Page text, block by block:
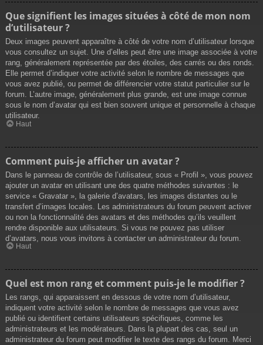
Que signifient les images situées à côté de mon nom
d’utilisateur ?
Deux images peuvent apparaître à côté de votre nom d’utilisateur lorsque
vous consultez un sujet. Une d’elles peut être une image associée à votre
rang, généralement représentée par des étoiles, des carrés ou des ronds.
Elle permet d’indiquer votre activité selon le nombre de messages que
vous avez publié, ou permet de différencier votre statut particulier sur le
forum. L’autre image, généralement plus grande, est une image connue
sous le nom d’avatar qui est bien souvent unique et personnelle à chaque
utilisateur.
Haut
Comment puis-je afficher un avatar ?
Dans le panneau de contrôle de l’utilisateur, sous « Profil », vous pouvez
ajouter un avatar en utilisant une des quatre méthodes suivantes : le
service « Gravatar », la galerie d’avatars, les images distantes ou le
transfert d’images locales. Les administrateurs du forum peuvent activer
ou non la fonctionnalité des avatars et des méthodes qu’ils veuillent
rendre disponible aux utilisateurs. Si vous ne pouvez pas utiliser
d’avatars, nous vous invitons à contacter un administrateur du forum.
Haut
Quel est mon rang et comment puis-je le modifier ?
Les rangs, qui apparaissent en dessous de votre nom d’utilisateur,
indiquent votre activité selon le nombre de messages que vous avez
publié ou identifient certains utilisateurs spécifiques, comme les
administrateurs et les modérateurs. Dans la plupart des cas, seul un
administrateur du forum peut modifier le texte des rangs du forum. Merci